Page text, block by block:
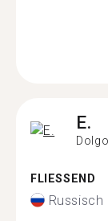
E.
FLIESSEND
Russisch